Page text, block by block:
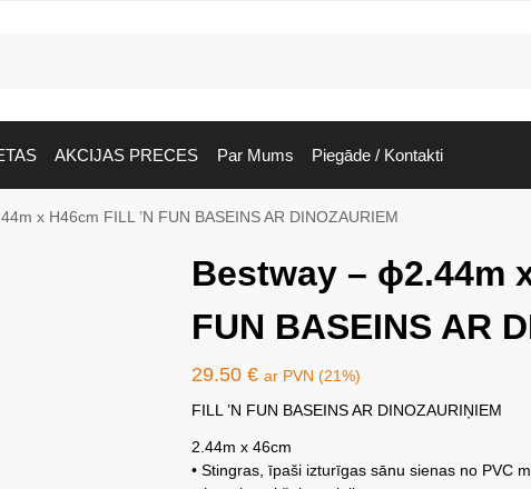
AKCIJAS PRECES Par Mums Piegāde / Kontakti
x H46cm FILL ’N FUN BASEINS AR DINOZAURIEM
Bestway – ϕ2.44m
FUN BASEINS AR
29.50 € ar PVN (21%)
FILL ’N FUN BASEINS AR DINOZAURIŅIEM
2.44m x 46cm
• Stingras, īpaši izturīgas sānu sienas no PVC